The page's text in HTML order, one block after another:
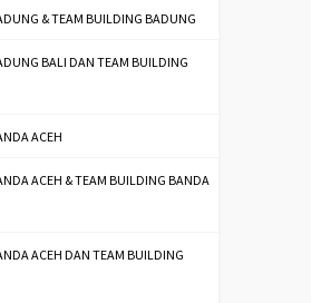
& TEAM BUILDING BADUNG
BALI DAN TEAM BUILDING
ACEH
ACEH & TEAM BUILDING BANDA
ACEH DAN TEAM BUILDING